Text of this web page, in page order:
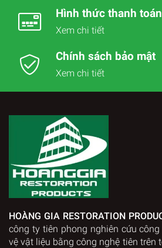
Hình thức thanh toán
Xem chi tiết
Chính sách bảo mật
Xem chi tiết
HOÀNG GIA RESTORATION
công ty tiên phong nghiên cứu
vệ vật liệu bằng công nghệ tiên trên